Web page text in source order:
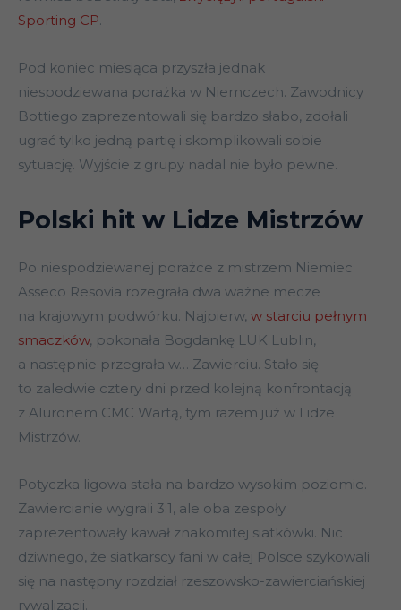
Sporting CP.
Pod koniec miesiąca przyszła jednak
niespodziewana porażka w Niemczech. Zawodnicy
Bottiego zaprezentowali się bardzo słabo, zdołali
ugrać tylko jedną partię i skomplikowali sobie
sytuację. Wyjście z grupy nadal nie było pewne.
Polski hit w Lidze Mistrzów
Po niespodziewanej porażce z mistrzem Niemiec
Asseco Resovia rozegrała dwa ważne mecze
na krajowym podwórku. Najpierw, w starciu pełnym
smaczków, pokonała Bogdankę LUK Lublin,
a następnie przegrała w… Zawierciu. Stało się
to zaledwie cztery dni przed kolejną konfrontacją
z Aluronem CMC Wartą, tym razem już w Lidze
Mistrzów.
Potyczka ligowa stała na bardzo wysokim poziomie.
Zawiercianie wygrali 3:1, ale oba zespoły
zaprezentowały kawał znakomitej siatkówki. Nic
dziwnego, że siatkarscy fani w całej Polsce szykowali
się na następny rozdział rzeszowsko-zawierciańskiej
rywalizacji.